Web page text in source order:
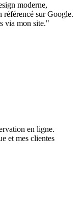
moderne,
référencé sur Google.
via mon site."
en ligne.
et mes clientes